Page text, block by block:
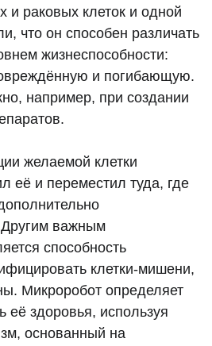
и раковых клеток и одной
что он способен различать
жизнеспособности:
и погибающую.
например, при создании
желаемой клетки
её и переместил туда, где
Другим важным
способность
клетки-мишени,
Микроробот определяет
её здоровья, используя
основанный на